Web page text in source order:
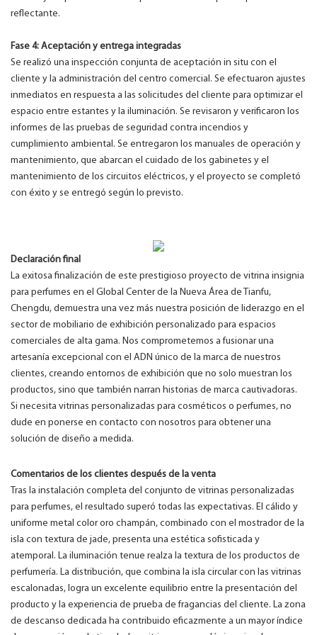
reflectante.
Fase 4: Aceptación y entrega integradas
Se realizó una inspección conjunta de aceptación in situ con el
cliente y la administración del centro comercial. Se efectuaron ajustes
inmediatos en respuesta a las solicitudes del cliente para optimizar el
espacio entre estantes y la iluminación. Se revisaron y verificaron los
informes de las pruebas de seguridad contra incendios y
cumplimiento ambiental. Se entregaron los manuales de operación y
mantenimiento, que abarcan el cuidado de los gabinetes y el
mantenimiento de los circuitos eléctricos, y el proyecto se completó
con éxito y se entregó según lo previsto.
Comentarios de los clientes después de la venta
Tras la instalación completa del conjunto de vitrinas personalizadas
para perfumes, el resultado superó todas las expectativas. El cálido y
uniforme metal color oro champán, combinado con el mostrador de la
isla con textura de jade, presenta una estética sofisticada y
atemporal. La iluminación tenue realza la textura de los productos de
perfumería. La distribución, que combina la isla circular con las vitrinas
escalonadas, logra un excelente equilibrio entre la presentación del
producto y la experiencia de prueba de fragancias del cliente. La zona
de descanso dedicada ha contribuido eficazmente a un mayor índice
Declaración final
La exitosa finalización de este prestigioso proyecto de vitrina insignia
para perfumes en el Global Center de la Nueva Área de Tianfu,
Chengdu, demuestra una vez más nuestra posición de liderazgo en el
sector de mobiliario de exhibición personalizado para espacios
comerciales de alta gama. Nos comprometemos a fusionar una
artesanía excepcional con el ADN único de la marca de nuestros
clientes, creando entornos de exhibición que no solo muestran los
productos, sino que también narran historias de marca cautivadoras.
Si necesita vitrinas personalizadas para cosméticos o perfumes, no
dude en ponerse en contacto con nosotros para obtener una
solución de diseño a medida.